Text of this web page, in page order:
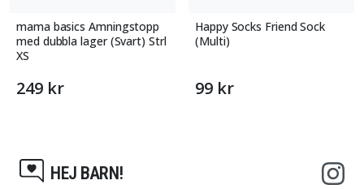
mama basics Amningstopp
med dubbla lager (Svart) Strl
XS
249 kr
Happy Socks Friend Sock
(Multi)
99 kr
HEJ BARN!